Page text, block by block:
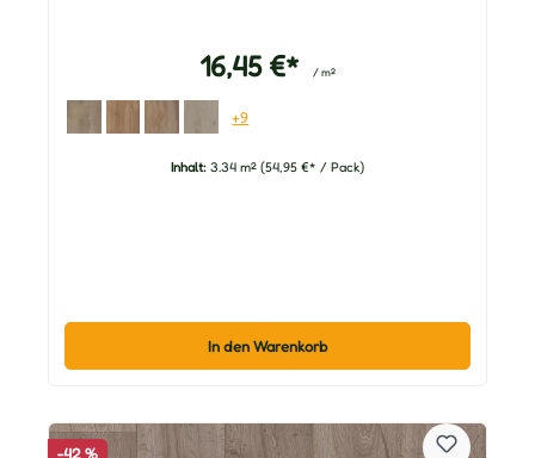
16,45 €* / m²
+9
Inhalt: 3.34 m² (54,95 €* / Pack)
In den Warenkorb
-42 %